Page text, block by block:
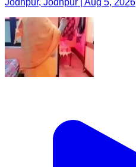
Jodhpur, Jodhpur | Aug 5, 2026